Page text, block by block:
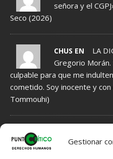
Gestionar
señora y el
Seco (2026)
CHUS EN
LA
Gregorio Morán.
culpable para que me
cometido. Soy inocente y
Tommouhi)
NORMAS DE MODERACIÓN